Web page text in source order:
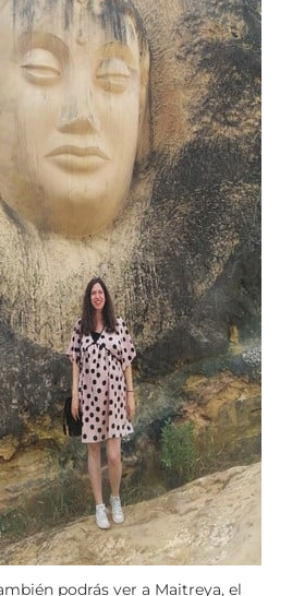
podrás ver a Maitreya, el